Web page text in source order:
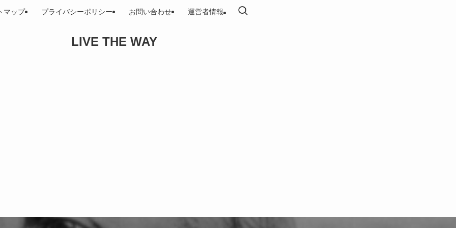
LIVE THE WAY
マップ プライバシーポリシー お問い合わせ 運営者情報